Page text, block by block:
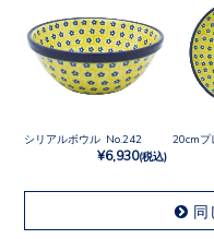
シリアルボウル No.242
¥6,930(税込)
20cmプ
同